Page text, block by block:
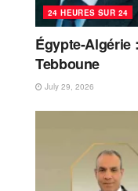
24 HEURES SUR 24
Égypte-Algérie
Tebboune
July 29, 2026